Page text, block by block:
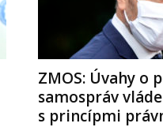
ZMOS: Úvahy o
samospráv
s princípmi